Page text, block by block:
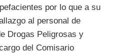
por lo que a su
al personal de
Drogas Peligrosas y
del Comisario